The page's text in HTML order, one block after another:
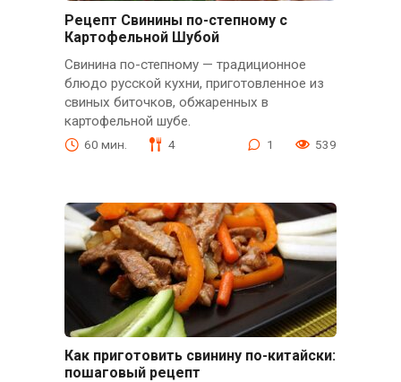
Рецепт Свинины по-степному с
Картофельной Шубой
Свинина по-степному — традиционное
блюдо русской кухни, приготовленное из
свиных биточков, обжаренных в
картофельной шубе.
60 мин. 4 1 539
Как приготовить свинину по-китайски:
пошаговый рецепт